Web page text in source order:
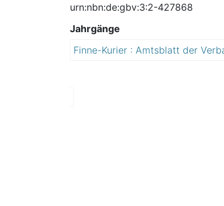
urn:nbn:de:gbv:3:2-427868
Jahrgänge